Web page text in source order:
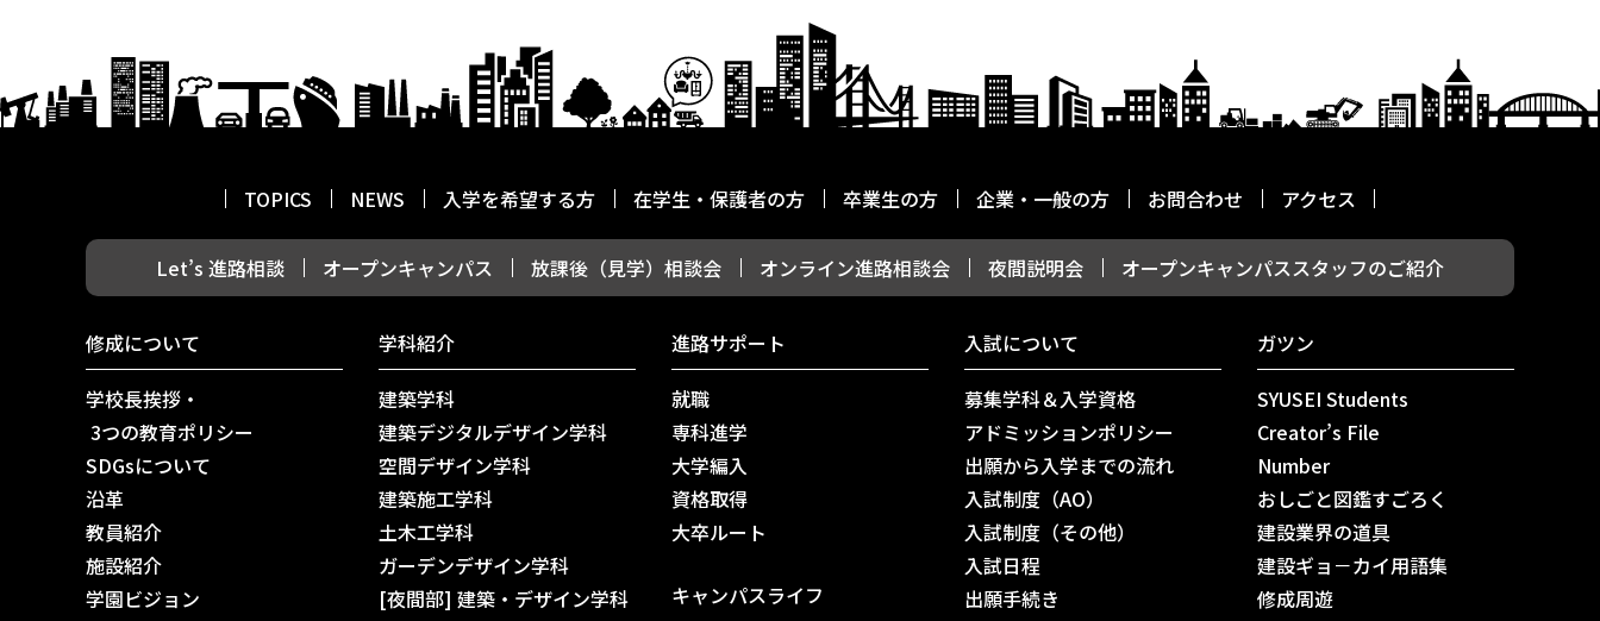
TOPICS NEWS 入学を希望する方 在学生・保護者の方 卒業生の方 企業・一般の方 お問合わせ アクセス
Let’s 進路相談 オープンキャンパス 放課後（見学）相談会 オンライン進路相談会 夜間説明会 オープンキャンパススタッフのご紹介
修成について
学校長挨拶・
3つの教育ポリシー
SDGsについて
沿革
教員紹介
施設紹介
学園ビジョン
学科紹介
建築学科
建築デジタルデザイン学科
空間デザイン学科
建築施工学科
土木工学科
ガーデンデザイン学科
[夜間部] 建築・デザイン学科
進路サポート
就職
専科進学
大学編入
資格取得
⼤卒ルート
キャンパスライフ
入試について
募集学科＆入学資格
アドミッションポリシー
出願から入学までの流れ
入試制度（AO）
入試制度（その他）
入試日程
出願手続き
ガツン
SYUSEI Students
Creator’s File
Number
おしごと図鑑すごろく
建設業界の道具
建設ギョ－カイ用語集
修成周遊